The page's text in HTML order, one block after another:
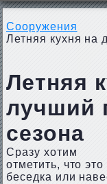
Сооружения
Летняя кухня на
Летняя
лучший
сезона
Сразу хотим
отметить, что это
беседка или